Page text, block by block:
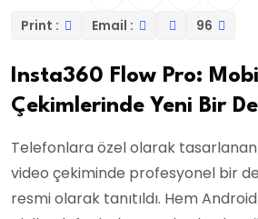
Print : Email : 96
Insta360 Flow Pro:
Çekimlerinde Yeni Bir
Telefonlara özel olarak
video çekiminde profesyonel bir
resmi olarak tanıtıldı. Hem